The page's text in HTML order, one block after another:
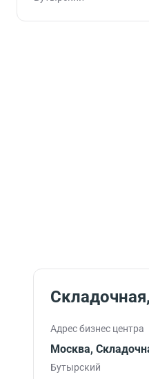
Адрес бизнес центра
Москва,
Бутырский